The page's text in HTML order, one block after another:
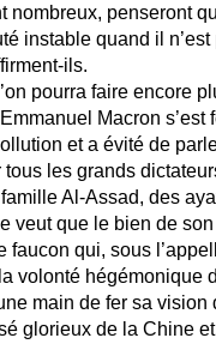
nombreux, penseront
instable quand il
ils.
pourra faire encore
Macron
et a évité de
tous les grands
Al-Assad, des
veut que le bien de
faucon qui, sous
volonté hégémonique
main de fer sa vision
glorieux de la Chine